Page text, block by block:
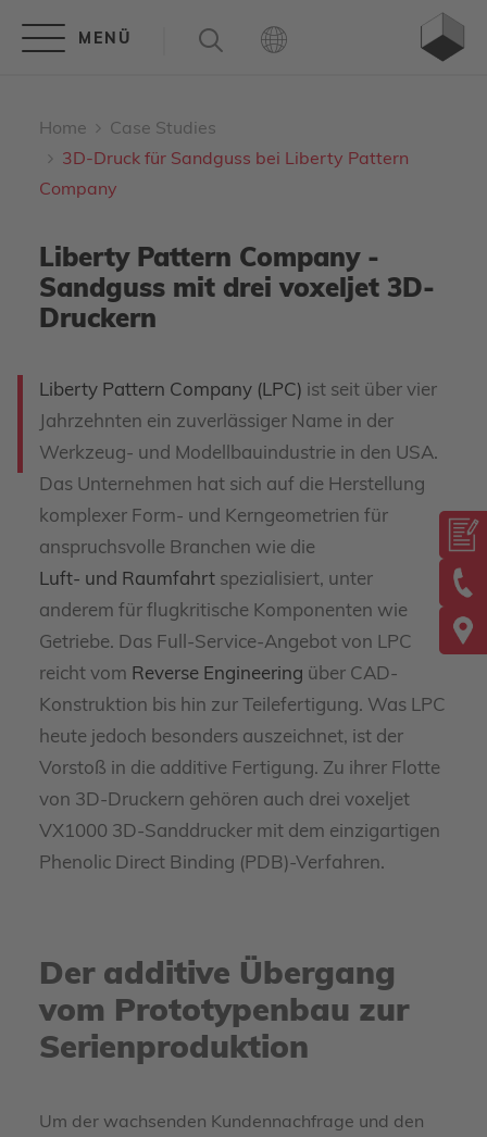
Home
Case Studies
3D-Druck für Sandguss bei Liberty Pattern
Company
Liberty Pattern Company -
Sandguss mit drei voxeljet 3D-
Druckern
Liberty Pattern Company (LPC) ist seit über vier
Jahrzehnten ein zuverlässiger Name in der
Werkzeug- und Modellbauindustrie in den USA.
Das Unternehmen hat sich auf die Herstellung
komplexer Form- und Kerngeometrien für
anspruchsvolle Branchen wie die
Luft- und Raumfahrt spezialisiert, unter
anderem für flugkritische Komponenten wie
Getriebe. Das Full-Service-Angebot von LPC
reicht vom Reverse Engineering über CAD-
Konstruktion bis hin zur Teilefertigung. Was LPC
heute jedoch besonders auszeichnet, ist der
Vorstoß in die additive Fertigung. Zu ihrer Flotte
von 3D-Druckern gehören auch drei voxeljet
VX1000 3D-Sanddrucker mit dem einzigartigen
Phenolic Direct Binding (PDB)-Verfahren.
Der additive Übergang
vom Prototypenbau zur
Serienproduktion
Um der wachsenden Kundennachfrage und den